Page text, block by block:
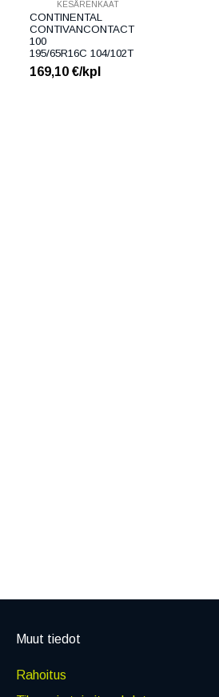
KESÄRENKAAT
CONTINENTAL
CONTIVANCONTACT
100
195/65R16C 104/102T
169,10€/kpl
Muut tiedot
Rahoitus